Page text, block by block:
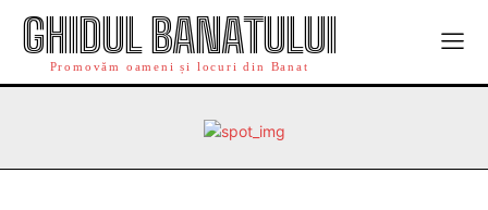
GHIDUL BANATULUI
Promovăm oameni și locuri din Banat